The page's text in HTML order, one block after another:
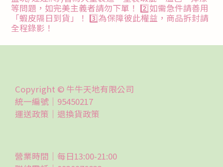
等問題，如完美主義者請勿下單！ 2️⃣如需急件請善用
「蝦皮隔日到貨」！ 3️⃣為保障彼此權益，商品拆封請
全程錄影！
Copyright © 牛牛天地有限公司
統一編號｜95450217
運送政策｜ 退換貨政策
營業時間｜每日13:00-21:00